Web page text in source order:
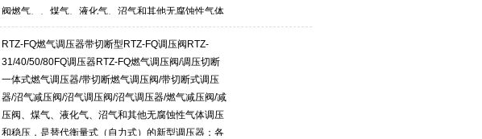
阀燃气、、煤气、液化气、沼气和其他无腐蚀性气体
调压和稳压，可用于中型炉窑等工业用户。
RTZ-FQ燃气调压器带切断型RTZ-FQ调压阀RTZ-
31/40/50/80FQ调压器RTZ-FQ燃气调压阀/调压切断
一体式燃气调压器/带切断燃气调压阀/带切断式调压
器/沼气减压阀/沼气调压阀/沼气调压器/燃气减压阀/减
压阀、煤气、液化气、沼气和其他无腐蚀性气体调压
和稳压，是替代衡量式（自力式）的新型调压器；各